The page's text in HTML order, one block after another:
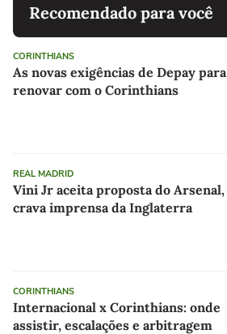
Recomendado para você
CORINTHIANS
As novas exigências de Depay para
renovar com o Corinthians
REAL MADRID
Vini Jr aceita proposta do Arsenal,
crava imprensa da Inglaterra
CORINTHIANS
Internacional x Corinthians: onde
assistir, escalações e arbitragem